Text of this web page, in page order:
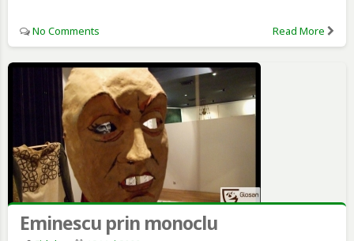
No Comments Read More
Eminescu prin monoclu